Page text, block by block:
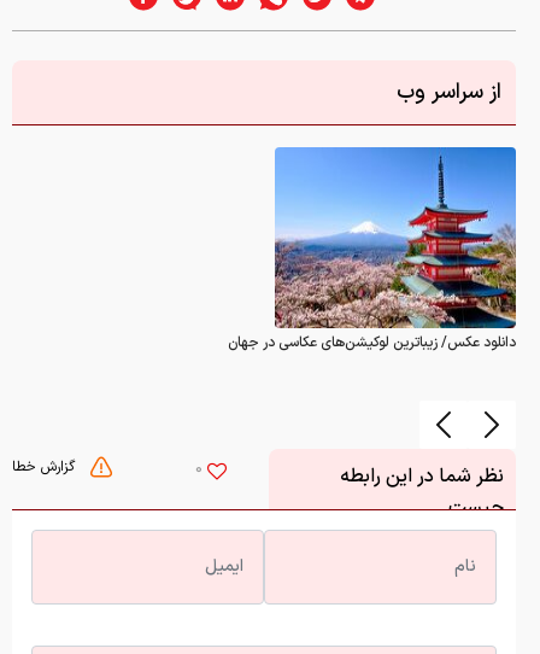
از سراسر وب
دانلود عکس/ زیباترین لوکیشن‌های عکاسی در جهان
گزارش خطا 0
نظر شما در این رابطه
چیست